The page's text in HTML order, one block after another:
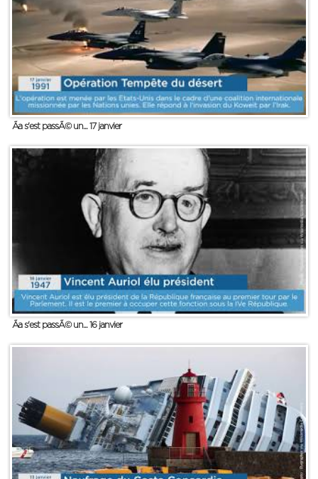
Ãa s'est passÃ© un... 17 janvier
Ãa s'est passÃ© un... 16 janvier